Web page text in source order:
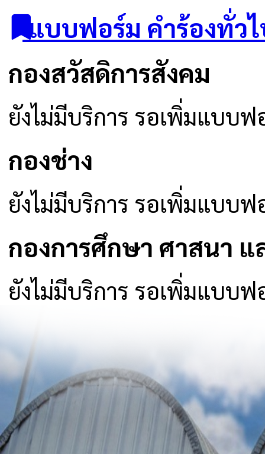
แบบฟอร์ม คำร้องทั่ว
กองสวัสดิการสังคม
ยังไม่มีบริการ รอเพิ่มแบบฟ
กองช่าง
ยังไม่มีบริการ รอเพิ่มแบบฟ
กองการศึกษา ศาสนา
ยังไม่มีบริการ รอเพิ่มแบบฟ